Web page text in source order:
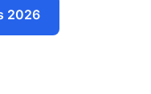
2026